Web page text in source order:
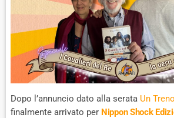
Dopo l’annuncio dato alla serata Un
finalmente arrivato per Nippon Shock